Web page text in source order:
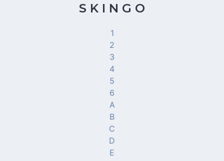
S K I N G O
1
2
3
4
5
6
A
B
C
D
E